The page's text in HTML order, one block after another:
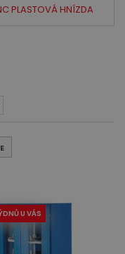
PLASTOVÁ HNÍZDA
U VÁS